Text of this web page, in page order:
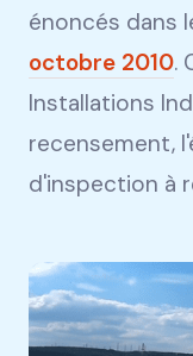
énoncés dans
octobre 2010.
Installations
recensement,
d'inspection à